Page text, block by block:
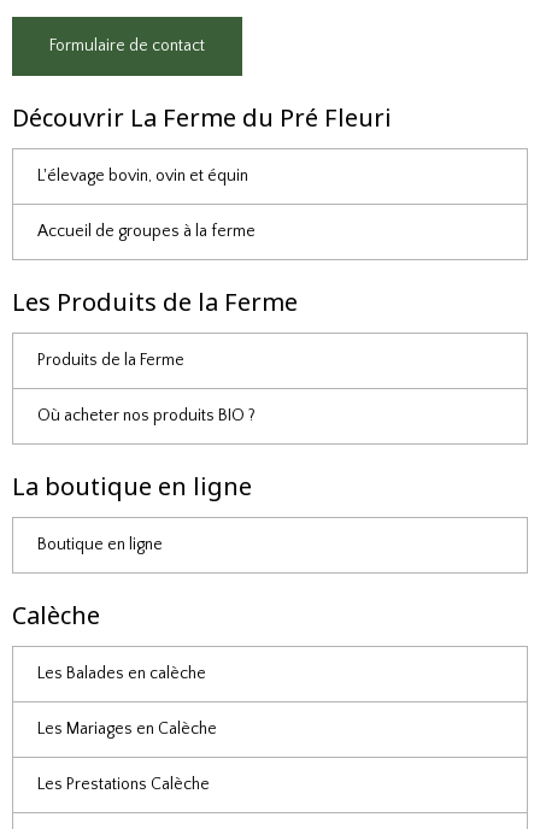
Formulaire de contact
Découvrir La Ferme du Pré Fleuri
L'élevage bovin, ovin et équin
Accueil de groupes à la ferme
Les Produits de la Ferme
Produits de la Ferme
Où acheter nos produits BIO ?
La boutique en ligne
Boutique en ligne
Calèche
Les Balades en calèche
Les Mariages en Calèche
Les Prestations Calèche